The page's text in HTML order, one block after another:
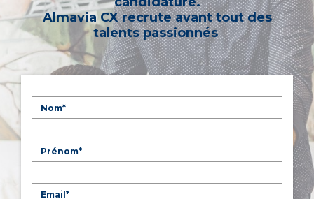
Almavia CX recrute avant tout des
talents passionnés